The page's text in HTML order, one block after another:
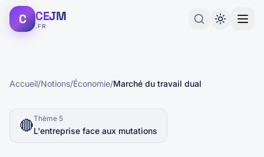
C CEJM
.FR
Accueil/Notions/Économie/Marché du travail dual
🔴Thème 5
L'entreprise face aux mutations